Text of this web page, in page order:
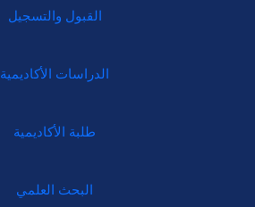
القبول والتسجيل
الدراسات الأكاديمية
طلبة الأكاديمية
البحث العلمي